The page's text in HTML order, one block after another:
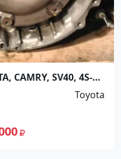
CAMRY, SV40, 4S-
Toyota